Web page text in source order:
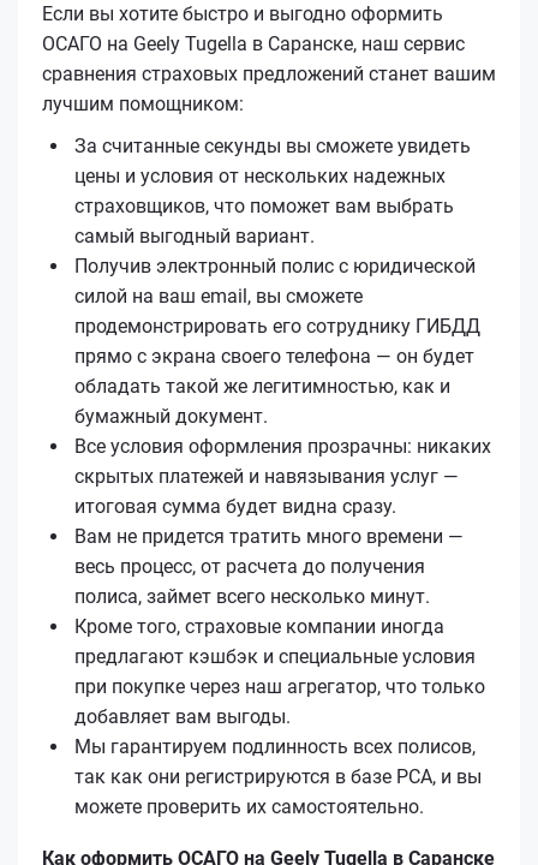
Если вы хотите быстро и выгодно оформить
ОСАГО на Geely Tugella в Саранске, наш сервис
сравнения страховых предложений станет вашим
лучшим помощником:
За считанные секунды вы сможете увидеть
цены и условия от нескольких надежных
страховщиков, что поможет вам выбрать
самый выгодный вариант.
Получив электронный полис с юридической
силой на ваш email, вы сможете
продемонстрировать его сотруднику ГИБДД
прямо с экрана своего телефона — он будет
обладать такой же легитимностью, как и
бумажный документ.
Все условия оформления прозрачны: никаких
скрытых платежей и навязывания услуг —
итоговая сумма будет видна сразу.
Вам не придется тратить много времени —
весь процесс, от расчета до получения
полиса, займет всего несколько минут.
Кроме того, страховые компании иногда
предлагают кэшбэк и специальные условия
при покупке через наш агрегатор, что только
добавляет вам выгоды.
Мы гарантируем подлинность всех полисов,
так как они регистрируются в базе РСА, и вы
можете проверить их самостоятельно.
Как оформить ОСАГО на Geely Tugella в Саранске